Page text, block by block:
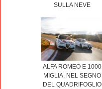
SULLA NEVE
ALFA ROMEO E 1000
MIGLIA, NEL SEGNO
DEL QUADRIFOGLIO